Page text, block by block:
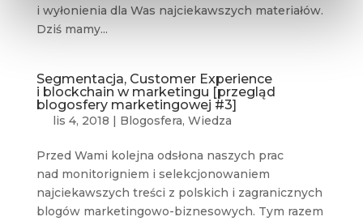
i wyłonienia dla Was najciekawszych materiałów.
Dziś mamy...
Segmentacja, Customer Experience
i blockchain w marketingu [przegląd
blogosfery marketingowej #3]
lis 4, 2018 | Blogosfera, Wiedza
Przed Wami kolejna odsłona naszych prac
nad monitorigniem i selekcjonowaniem
najciekawszych treści z polskich i zagranicznych
blogów marketingowo-biznesowych. Tym razem